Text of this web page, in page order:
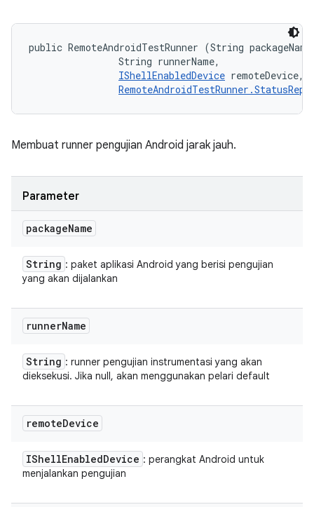
public RemoteAndroidTestRunner (String
                String runnerName,
IShellEnabledDevice remoteDevice,
Membuat runner pengujian Android jarak jauh.
Parameter
packageName
String : paket aplikasi Android yang berisi pengujian
yang akan dijalankan
runnerName
String : runner pengujian instrumentasi yang akan
dieksekusi. Jika null, akan menggunakan pelari default
remoteDevice
IShellEnabledDevice : perangkat Android untuk
menjalankan pengujian